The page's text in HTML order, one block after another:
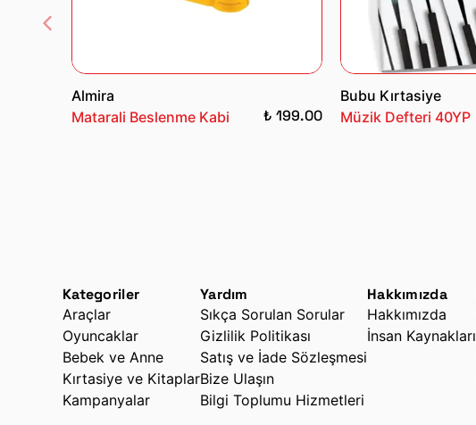
Almira
Matarali Beslenme Kabi
₺ 199.00
Bubu Kırtasiye
Müzik Defteri 40YP
Kategoriler
Araçlar
Oyuncaklar
Bebek ve Anne
Kırtasiye ve Kitaplar
Kampanyalar
Yardım
Sıkça Sorulan Sorular
Gizlilik Politikası
Satış ve İade Sözleşmesi
Bize Ulaşın
Bilgi Toplumu Hizmetleri
Hakkımızda
Hakkımızda
İnsan Kaynakları